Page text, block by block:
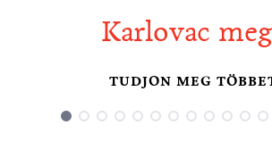
Karlovac
TUDJON MEG